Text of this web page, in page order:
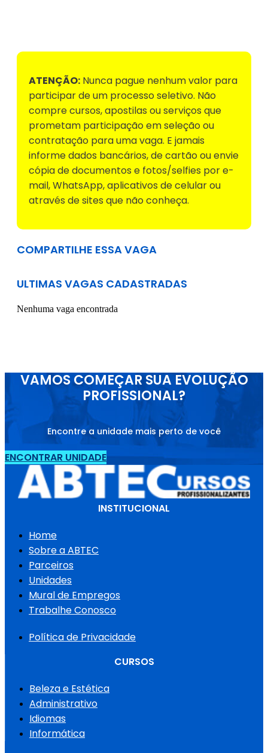
ATENÇÃO: Nunca pague nenhum valor para
participar de um processo seletivo. Não
compre cursos, apostilas ou serviços que
prometam participação em seleção ou
contratação para uma vaga. E jamais
informe dados bancários, de cartão ou envie
cópia de documentos e fotos/selfies por e-
mail, WhatsApp, aplicativos de celular ou
através de sites que não conheça.
COMPARTILHE ESSA VAGA
ULTIMAS VAGAS CADASTRADAS
Nenhuma vaga encontrada
VAMOS COMEÇAR SUA EVOLUÇÃO
PROFISSIONAL?
Encontre a unidade mais perto de você
ENCONTRAR UNIDADE
INSTITUCIONAL
Home
Sobre a ABTEC
Parceiros
Unidades
Mural de Empregos
Trabalhe Conosco
Política de Privacidade
CURSOS
Beleza e Estética
Administrativo
Idiomas
Informática